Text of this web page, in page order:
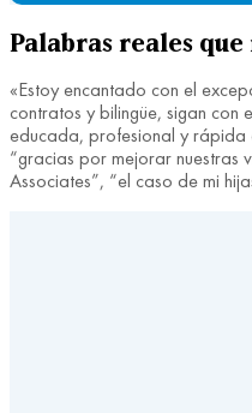
Palabras reales
«Estoy encantado con el
contratos y bilingüe, sigan
educada, profesional y rápida
“gracias por mejorar nuestras
Associates”, “el caso de mi